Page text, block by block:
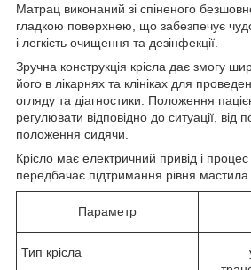
Матрац виконаний зі спіненого
гладкою поверхнею, що забезпечує
і легкість очищення та дезінфекції.
Зручна конструкція крісла дає змогу
його в лікарнях та клініках для
огляду та діагностики. Положення
регулювати відповідно до ситуації,
положення сидячи.
Крісло має електричний привід і процес
передбачає підтримання рівня мастила.
Параметр
Тип крісла